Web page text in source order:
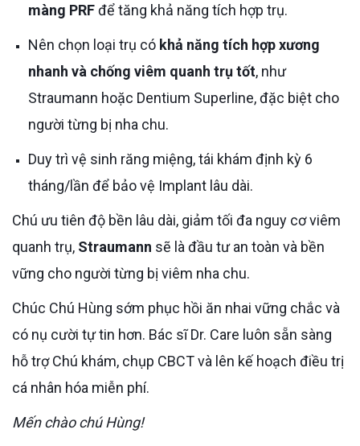
màng PRFđể tăng khả năng tích hợp trụ.
Nên chọn loại trụ có khả năng tích hợp xương
nhanh và chống viêm quanh trụ tốt, như
Straumann hoặc Dentium Superline, đặc biệt cho
người từng bị nha chu.
Duy trì vệ sinh răng miệng, tái khám định kỳ 6
tháng/lần để bảo vệ Implant lâu dài.
Chú ưu tiên độ bền lâu dài, giảm tối đa nguy cơ viêm
quanh trụ, Straumann sẽ là đầu tư an toàn và bền
vững cho người từng bị viêm nha chu.
Chúc Chú Hùng sớm phục hồi ăn nhai vững chắc và
có nụ cười tự tin hơn. Bác sĩ Dr. Care luôn sẵn sàng
hỗ trợ Chú khám, chụp CBCT và lên kế hoạch điều trị
cá nhân hóa miễn phí.
Mến chào chú Hùng!